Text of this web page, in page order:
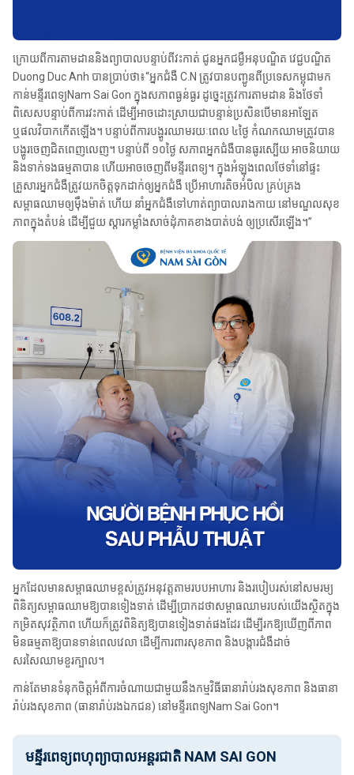
ក្រោយពីការតាមដាននិងព្យាបាលបន្ទាប់ពីវះកាត់ ជូនអ្នកជម្ងឺអនុបណ្ឌិត វេជ្ជបណ្ឌិត
Duong Duc Anh បានប្រាប់ថា៖“អ្នកជំងឺ C.N ត្រូវបានបញ្ជូនពីប្រទេសកម្ពុជាមក
កាន់មន្ទីរពេទ្យNam Sai Gon ក្នុងសភាពធ្ងន់ធ្ងរ ដូច្នេះត្រូវការតាមដាន និងថែទាំ
ពិសេសបន្ទាប់ពីការវះកាត់ ដើម្បីអាចដោះស្រាយជាបន្ទាន់ប្រសិនបើមានអាឡែត
ឬផលវិបាកកើតឡើង។ បន្ទាប់ពីការបង្ហូរឈាមរយៈពេល ៤ថ្ងៃ កំណកឈាមត្រូវបាន
បង្ហូរចេញជិតពេញលេញ។ បន្ទាប់ពី ១០ថ្ងៃ សភាពអ្នកជំងឺបានធូរស្បើយ អាចនិយាយ
និងទាក់ទងធម្មតាបាន ហើយអាចចេញពីមន្ទីរពេទ្យ។ ក្នុងអំឡុងពេលថែទាំនៅផ្ទះ
គ្រួសារអ្នកជំងឺត្រូវយកចិត្តទុកដាក់ឲ្យអ្នកជំងឺ ប្រើអាហារតិចអំបិល គ្រប់គ្រង
សម្ពាធឈាមឲ្យម៉ឹងម៉ាត់ ហើយ នាំអ្នកជំងឺទៅហាត់ព្យាបាលរាងកាយ នៅមណ្ឌលសុខ
ភាពក្នុងតំបន់ ដើម្បីជួយ ស្ដារកម្លាំងសាច់ដុំភាគខាងបាត់បង់ ឲ្យប្រសើរឡើង។”
អ្នកដែលមានសម្ពាធឈាមខ្ពស់ត្រូវអនុវត្តតាមរបបអាហារ និងរបៀបរស់នៅសមរម្យ
ពិនិត្យសម្ពាធឈាមឱ្យបានទៀងទាត់ ដើម្បីប្រាកដថាសម្ពាធឈាមរបស់យើងស្ថិតក្នុង
កម្រិតសុវត្ថិភាព ហើយក៏ត្រូវពិនិត្យឱ្យបានទៀងទាត់ផងដែរ ដើម្បីរកឱ្យឃើញពីភាព
មិនធម្មតាឱ្យបានទាន់ពេលវេលា ដើម្បីការពារសុខភាព និងបង្ការជំងឺដាច់
សរសៃឈាមខួរក្បាល។
កាន់តែមានទំនុកចិត្តអំពីការចំណាយជាមួយនឹងកម្មវិធីធានារ៉ាប់រងសុខភាព និងធានា
រ៉ាប់រងសុខភាព (ធានារ៉ាប់រងឯកជន) នៅមន្ទីរពេទ្យNam Sai Gon។
មន្ទីរពេទ្យពហុព្យាបាលអន្តរជាតិ NAM SAI GON